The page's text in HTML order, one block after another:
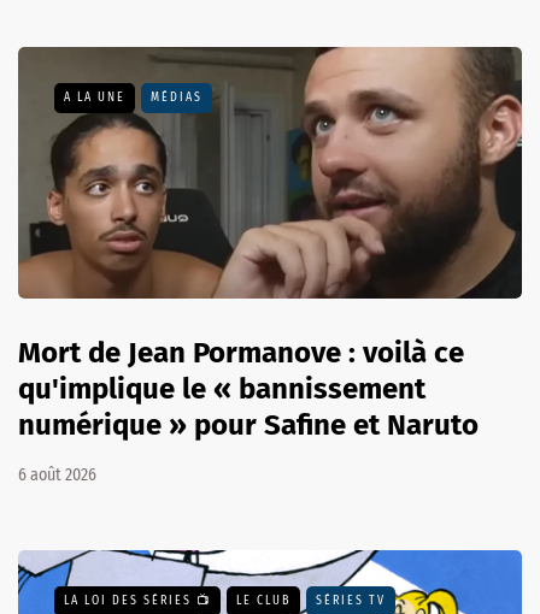
A LA UNE MÉDIAS
Mort de Jean Pormanove : voilà ce
qu'implique le « bannissement
numérique » pour Safine et Naruto
6 août 2026
LA LOI DES SÉRIES 📺 LE CLUB SÉRIES TV